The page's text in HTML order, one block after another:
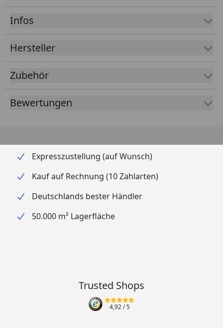
Infos
Hersteller
Zubehör
Bewertungen
Expresszustellung (auf Wunsch)
Kauf auf Rechnung (10 Zahlarten)
Deutschlands bester Händler
50.000 m² Lagerfläche
Trusted Shops
4,92/ 5